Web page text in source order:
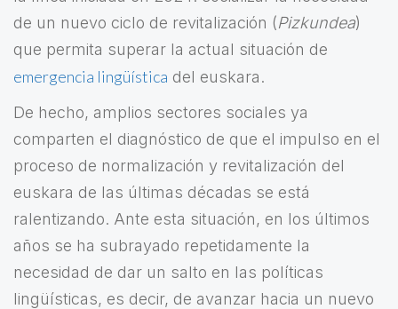
de un nuevo ciclo de revitalización (Pizkundea)
que permita superar la actual situación de
emergencia lingüística del euskara.
De hecho, amplios sectores sociales ya
comparten el diagnóstico de que el impulso en el
proceso de normalización y revitalización del
euskara de las últimas décadas se está
ralentizando. Ante esta situación, en los últimos
años se ha subrayado repetidamente la
necesidad de dar un salto en las políticas
lingüísticas, es decir, de avanzar hacia un nuevo